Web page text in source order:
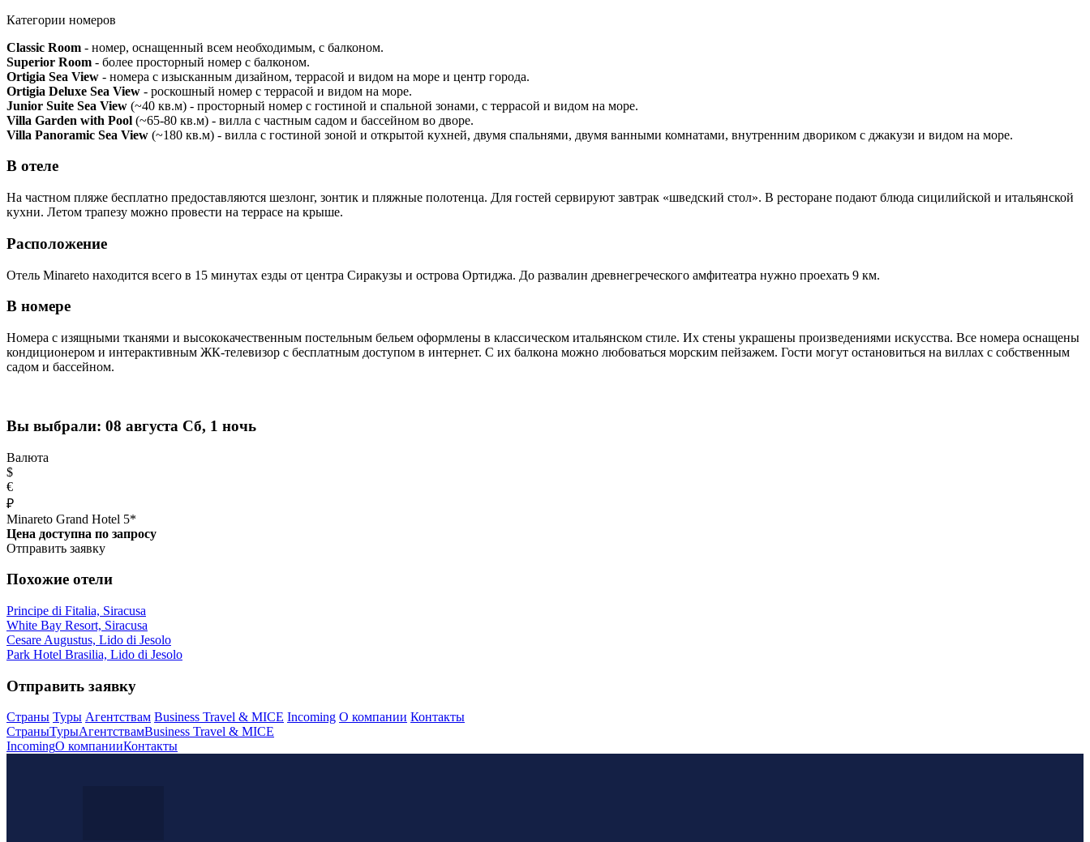
Категории номеров
Classic Room - номер, оснащенный всем необходимым, с балконом.
Superior Room - более просторный номер с балконом.
Ortigia Sea View - номера с изысканным дизайном, террасой и видом на море и центр города.
Ortigia Deluxe Sea View - роскошный номер с террасой и видом на море.
Junior Suite Sea View (~40 кв.м) - просторный номер с гостиной и спальной зонами, с террасой и видом на море.
Villa Garden with Pool (~65-80 кв.м) - вилла с частным садом и бассейном во дворе.
Villa Panoramic Sea View (~180 кв.м) - вилла с гостиной зоной и открытой кухней, двумя спальнями, двумя ванными комнатами, внутренним двориком с джакузи и видом на море.
В отеле
На частном пляже бесплатно предоставляются шезлонг, зонтик и пляжные полотенца. Для гостей сервируют завтрак «шведский стол». В ресторане подают блюда сицилийской и итальянской
кухни. Летом трапезу можно провести на террасе на крыше.
Расположение
Отель Minareto находится всего в 15 минутах езды от центра Сиракузы и острова Ортиджа. До развалин древнегреческого амфитеатра нужно проехать 9 км.
В номере
Номера с изящными тканями и высококачественным постельным бельем оформлены в классическом итальянском стиле. Их стены украшены произведениями искусства. Все номера оснащены
кондиционером и интерактивным ЖК-телевизор с бесплатным доступом в интернет. С их балкона можно любоваться морским пейзажем. Гости могут остановиться на виллах с собственным
садом и бассейном.
Вы выбрали: 08 августа Сб, 1 ночь
Валюта
$
€
₽
Minareto Grand Hotel 5*
Цена доступна по запросу
Отправить заявку
Похожие отели
Principe di Fitalia, Siracusa
White Bay Resort, Siracusa
Cesare Augustus, Lido di Jesolo
Park Hotel Brasilia, Lido di Jesolo
Отправить заявку
Страны Туры Агентствам Business Travel & MICE Incoming О компании Контакты
СтраныТурыАгентствамBusiness Travel & MICE
IncomingО компанииКонтакты